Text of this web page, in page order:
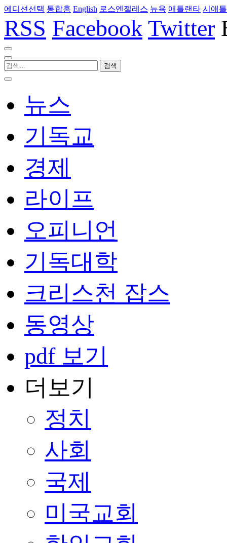
에디션선택 통합홈 English 로스엔젤레스 뉴욕 애틀랜타 시애틀
RSS Facebook Twitter
뉴스
기독교
경제
라이프
오피니언
기독대학
크리스천 잡스
동영상
pdf 보기
더보기
정치
사회
국제
미국교회